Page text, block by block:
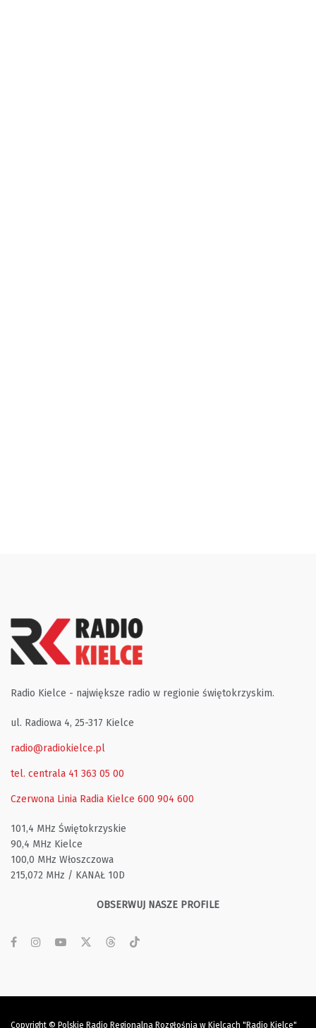
Radio Kielce - największe radio w regionie świętokrzyskim.
ul. Radiowa 4, 25-317 Kielce
radio@radiokielce.pl
tel. centrala 41 363 05 00
Czerwona Linia Radia Kielce 600 904 600
101,4 MHz Świętokrzyskie
90,4 MHz Kielce
100,0 MHz Włoszczowa
215,072 MHz / KANAŁ 10D
OBSERWUJ NASZE PROFILE
Copyright © Polskie Radio Regionalna Rozgłośnia w Kielcach "Radio Kielce"